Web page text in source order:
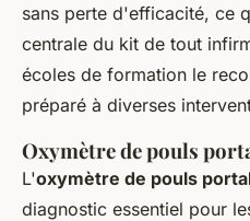
sans perte d'efficacité, ce
centrale du kit de tout
écoles de formation le
préparé à diverses
Oxymètre de pouls
L'oxymètre de pouls
diagnostic essentiel pour